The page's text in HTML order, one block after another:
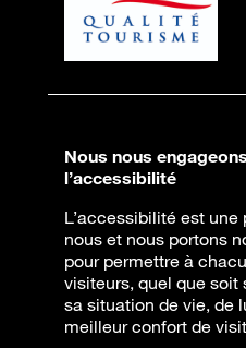
Nous nous
l’accessibilité
L’accessibilité est une
nous et nous portons
pour permettre à
visiteurs, quel que soit
sa situation de vie, de
meilleur confort de